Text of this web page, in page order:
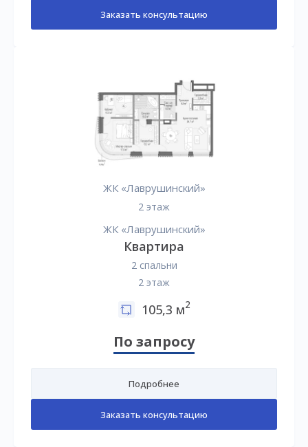
Заказать консультацию
ЖК «Лаврушинский»
2 этаж
ЖК «Лаврушинский»
Квартира
2 спальни
2 этаж
105,3 м2
По запросу
Подробнее
Заказать консультацию